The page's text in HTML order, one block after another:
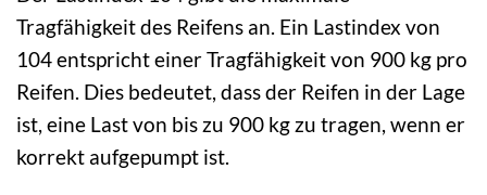
Tragfähigkeit des Reifens an. Ein Lastindex von
104 entspricht einer Tragfähigkeit von 900 kg pro
Reifen. Dies bedeutet, dass der Reifen in der Lage
ist, eine Last von bis zu 900 kg zu tragen, wenn er
korrekt aufgepumpt ist.